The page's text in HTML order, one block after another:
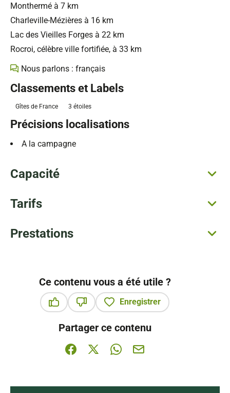
Monthermé à 7 km
Charleville-Mézières à 16 km
Lac des Vieilles Forges à 22 km
Rocroi, célèbre ville fortifiée, à 33 km
Nous parlons : français
Classements et Labels
Gîtes de France 3 étoiles
Précisions localisations
A la campagne
Capacité
Tarifs
Prestations
Ce contenu vous a été utile ?
Enregistrer
Partager ce contenu
Partager sur Facebook (nouvelle fenêtre)
Partager sur X / Twitter (nouvelle
Partager sur WhatsApp
Partager par mail